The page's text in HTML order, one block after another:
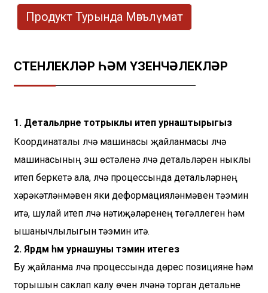
Продукт Турында Мәгълүмат
ӨСТЕНЛЕКЛӘР ҺӘМ ҮЗЕНЧӘЛЕКЛӘР
1. Детальләрне тотрыклы итеп урнаштырыгыз
Координаталы үлчәү машинасы җайланмасы үлчәү
машинасының эш өстәленә үлчәү детальләрен ныклы
итеп беркетә ала, үлчәү процессында детальләрнең
хәрәкәтләнмәвен яки деформацияләнмәвен тәэмин
итә, шулай итеп үлчәү нәтиҗәләренең төгәллеген һәм
ышанычлылыгын тәэмин итә.
2. Ярдәм һәм урнашуны тәэмин итегез
Бу җайланма үлчәү процессында дөрес позицияне һәм
торышын саклап калу өчен үлчәнә торган детальне